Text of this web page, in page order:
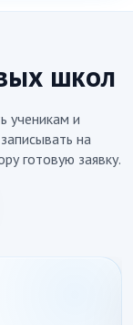
школ
ученикам и
на
готовую заявку.